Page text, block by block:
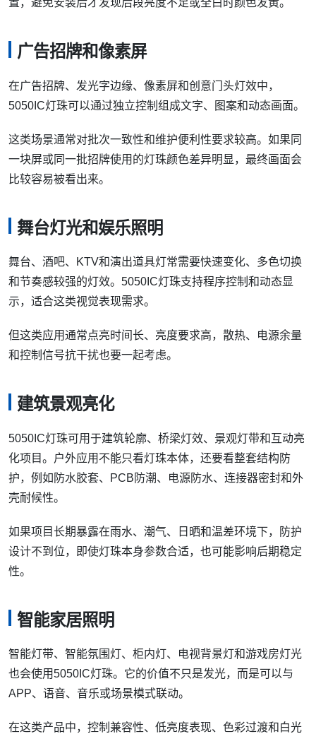
幻彩LED灯带
立控制，因此可以实现跑马、流水、彩虹渐变、音乐律动和
分段动画。
“效果能不能跑起来”，而是长时间点亮后尾端是否变暗、颜
如果一条灯带做得较长，建议提前确认供电方式和补电位
置，避免安装后才发现后段亮度不足或全白时颜色发黄。
广告招牌和像素屏
5050IC灯珠可以通过独立控制组成文字、图案和动态画面。
这类场景通常对批次一致性和维护便利性要求较高。如果同
一块屏或同一批招牌使用的灯珠颜色差异明显，最终画面会
比较容易被看出来。
舞台灯光和娱乐照明
和控制信号抗干扰也要一起考虑。
建筑景观亮化